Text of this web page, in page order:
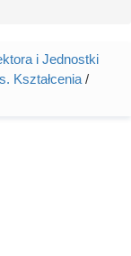
i Jednostki
Kształcenia /